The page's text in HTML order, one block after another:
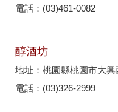
電話：(03)461-0082
醇酒坊
地址：桃園縣桃園市大興
電話：(03)326-2999